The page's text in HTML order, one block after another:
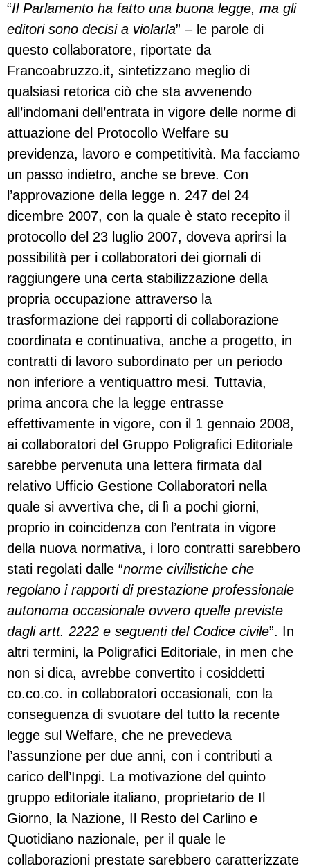
“Il Parlamento ha fatto una buona legge, ma gli
editori sono decisi a violarla” – le parole di
questo collaboratore, riportate da
Francoabruzzo.it, sintetizzano meglio di
qualsiasi retorica ciò che sta avvenendo
all’indomani dell’entrata in vigore delle norme di
attuazione del Protocollo Welfare su
previdenza, lavoro e competitività. Ma facciamo
un passo indietro, anche se breve. Con
l’approvazione della legge n. 247 del 24
dicembre 2007, con la quale è stato recepito il
protocollo del 23 luglio 2007, doveva aprirsi la
possibilità per i collaboratori dei giornali di
raggiungere una certa stabilizzazione della
propria occupazione attraverso la
trasformazione dei rapporti di collaborazione
coordinata e continuativa, anche a progetto, in
contratti di lavoro subordinato per un periodo
non inferiore a ventiquattro mesi. Tuttavia,
prima ancora che la legge entrasse
effettivamente in vigore, con il 1 gennaio 2008,
ai collaboratori del Gruppo Poligrafici Editoriale
sarebbe pervenuta una lettera firmata dal
relativo Ufficio Gestione Collaboratori nella
quale si avvertiva che, di lì a pochi giorni,
proprio in coincidenza con l’entrata in vigore
della nuova normativa, i loro contratti sarebbero
stati regolati dalle “norme civilistiche che
regolano i rapporti di prestazione professionale
autonoma occasionale ovvero quelle previste
dagli artt. 2222 e seguenti del Codice civile”. In
altri termini, la Poligrafici Editoriale, in men che
non si dica, avrebbe convertito i cosiddetti
co.co.co. in collaboratori occasionali, con la
conseguenza di svuotare del tutto la recente
legge sul Welfare, che ne prevedeva
l’assunzione per due anni, con i contributi a
carico dell’Inpgi. La motivazione del quinto
gruppo editoriale italiano, proprietario de Il
Giorno, la Nazione, Il Resto del Carlino e
Quotidiano nazionale, per il quale le
collaborazioni prestate sarebbero caratterizzate